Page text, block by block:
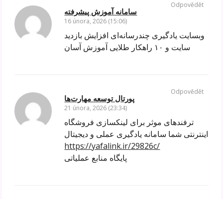
سامانه آموزش پیشرفته
16 února, 2026 (15:06)
وبسایت یادگیری چندرسانه‌ای افزایش بازدید
سایت و ۱۰ راهکار طلایی آموزش آسان
Odpovědět
پورتال توسعه مهارت‌ها
21 února, 2026 (23:34)
ترفندهای موثر برای لینکسازی فروشگاه
اینترنتی شما سامانه یادگیری عملی و دیجیتال
https://yafalink.ir/29826c/
پایگاه منابع عملیاتی
Odpovědět